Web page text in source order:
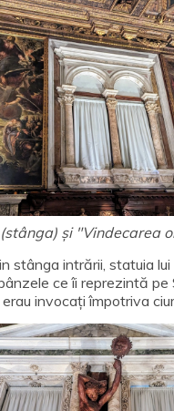
și "Vindecarea
stânga intrării, statuia
ce îi reprezintă pe
invocați împotriva